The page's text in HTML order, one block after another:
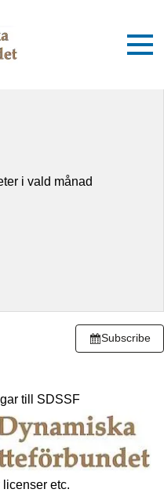
i vald månad
Subscribe
till SDSSF
licenser etc.